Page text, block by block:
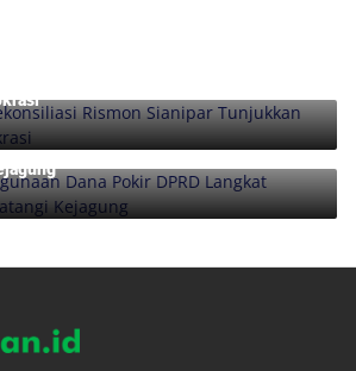
Rismon Sianipar Tunjukkan
Dana Pokir DPRD Langkat Menguat,